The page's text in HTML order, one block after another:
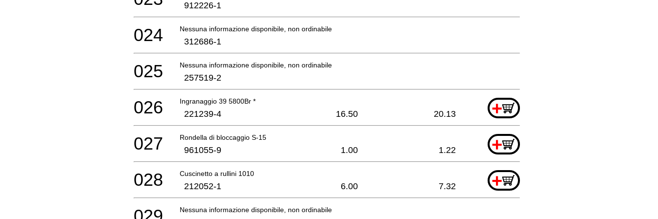
912226-1
Nessuna informazione disponibile, non ordinabile
024 312686-1
Nessuna informazione disponibile, non ordinabile
025 257519-2
Ingranaggio 39 5800Br * +
026 221239-4 16.50 20.13
Rondella di bloccaggio S-15 +
027 961055-9 1.00 1.22
Cuscinetto a rullini 1010 +
028 212052-1 6.00 7.32
Nessuna informazione disponibile, non ordinabile